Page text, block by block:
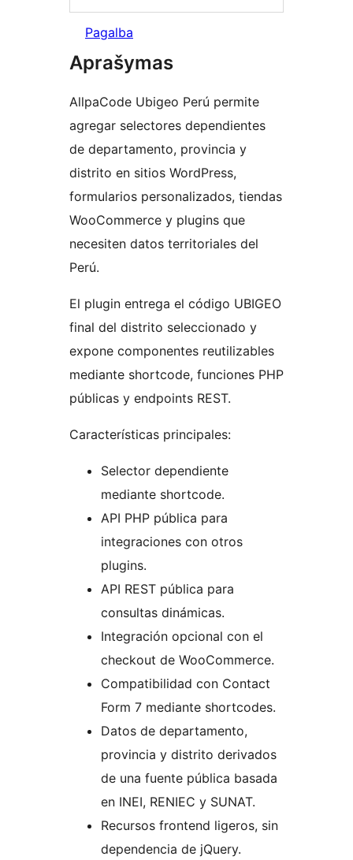
Pagalba
Aprašymas
AllpaCode Ubigeo Perú permite
agregar selectores dependientes
de departamento, provincia y
distrito en sitios WordPress,
formularios personalizados, tiendas
WooCommerce y plugins que
necesiten datos territoriales del
Perú.
El plugin entrega el código UBIGEO
final del distrito seleccionado y
expone componentes reutilizables
mediante shortcode, funciones PHP
públicas y endpoints REST.
Características principales:
Selector dependiente
mediante shortcode.
API PHP pública para
integraciones con otros
plugins.
API REST pública para
consultas dinámicas.
Integración opcional con el
checkout de WooCommerce.
Compatibilidad con Contact
Form 7 mediante shortcodes.
Datos de departamento,
provincia y distrito derivados
de una fuente pública basada
en INEI, RENIEC y SUNAT.
Recursos frontend ligeros, sin
dependencia de jQuery.